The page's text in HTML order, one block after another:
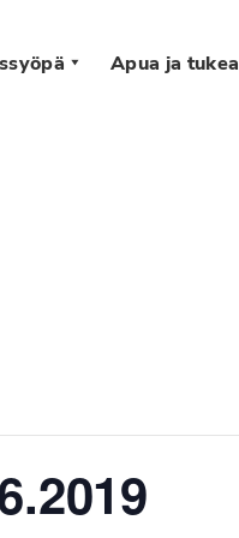
Apua ja tukea